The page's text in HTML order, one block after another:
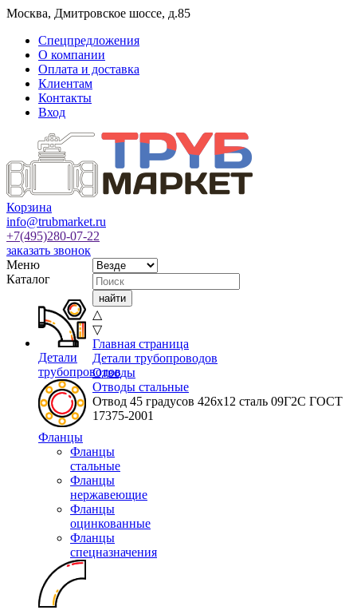
Москва, Дмитровское шоссе, д.85
Спецпредложения
О компании
Оплата и доставка
Клиентам
Контакты
Вход
Корзина
info@trubmarket.ru
+7(495)280-07-22
заказать звонок
Меню
Каталог
Детали
трубопроводов
Фланцы
Фланцы
стальные
Фланцы
нержавеющие
Фланцы
оцинкованные
Фланцы
спецназначения
△
▽
Главная страница
Детали трубопроводов
Отводы
Отводы стальные
Отвод 45 градусов 426х12 сталь 09Г2С ГОСТ
17375-2001